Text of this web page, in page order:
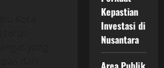
Kepastian
Investasi di
Nusantara